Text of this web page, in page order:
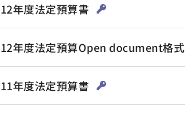
年度法定預算書
年度法定預算Open document格式
年度法定預算書